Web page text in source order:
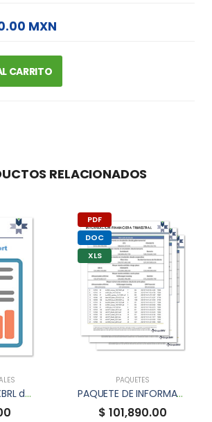
MXN
CARRITO
RELACIONADOS
Reporte Anual XBRL de FSHOP
PDF
DOC
XLS
PAQUETES
PAQUETE DE INFORMACIÓN FINANCIERA TRIMESTRAL
$ 101,890.00